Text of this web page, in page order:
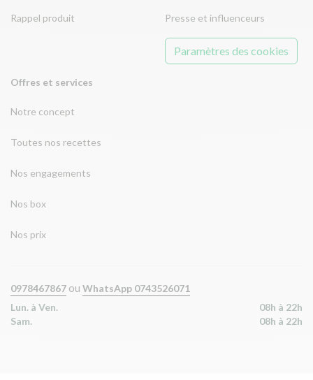
Rappel produit
Offres et services
Notre concept
Toutes nos recettes
Nos engagements
Nos box
Nos prix
Presse et influenceurs
Paramètres des cookies
0978467867 ou WhatsApp 0743526071
Lun. à Ven.
08h à 22h
Sam.
08h à 22h